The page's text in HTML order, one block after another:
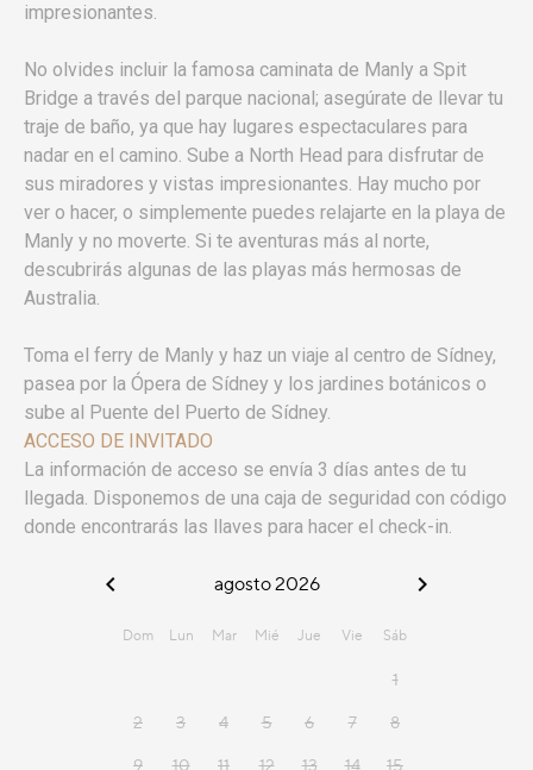
impresionantes.
No olvides incluir la famosa caminata de Manly a Spit
Bridge a través del parque nacional; asegúrate de llevar tu
traje de baño, ya que hay lugares espectaculares para
nadar en el camino. Sube a North Head para disfrutar de
sus miradores y vistas impresionantes. Hay mucho por
ver o hacer, o simplemente puedes relajarte en la playa de
Manly y no moverte. Si te aventuras más al norte,
descubrirás algunas de las playas más hermosas de
Australia.
Toma el ferry de Manly y haz un viaje al centro de Sídney,
pasea por la Ópera de Sídney y los jardines botánicos o
sube al Puente del Puerto de Sídney.
ACCESO DE INVITADO
La información de acceso se envía 3 días antes de tu
llegada. Disponemos de una caja de seguridad con código
donde encontrarás las llaves para hacer el check-in.